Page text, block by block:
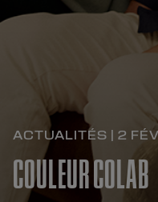
ACTUALITÉS | 2
COULEUR COLAB